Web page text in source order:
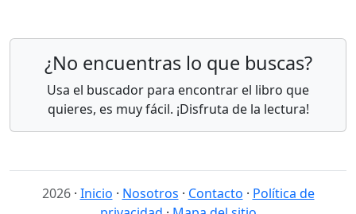
¿No encuentras lo que buscas?
Usa el buscador para encontrar el libro que
quieres, es muy fácil. ¡Disfruta de la lectura!
2026· Inicio · Nosotros · Contacto · Política de